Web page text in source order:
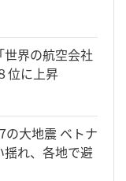
界の航空会社
位に上昇
の大地震 ベトナ
れ、各地で避